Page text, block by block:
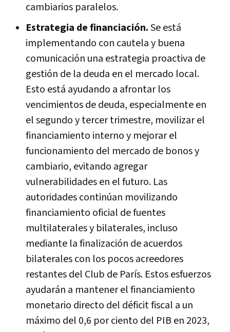
cambiarios paralelos.
Estrategia de financiación.Se está
implementando con cautela y buena
comunicación una estrategia proactiva de
gestión de la deuda en el mercado local.
Esto está ayudando a afrontar los
vencimientos de deuda, especialmente en
el segundo y tercer trimestre, movilizar el
financiamiento interno y mejorar el
funcionamiento del mercado de bonos y
cambiario, evitando agregar
vulnerabilidades en el futuro. Las
autoridades continúan movilizando
financiamiento oficial de fuentes
multilaterales y bilaterales, incluso
mediante la finalización de acuerdos
bilaterales con los pocos acreedores
restantes del Club de París. Estos esfuerzos
ayudarán a mantener el financiamiento
monetario directo del déficit fiscal a un
máximo del 0,6 por ciento del PIB en 2023,